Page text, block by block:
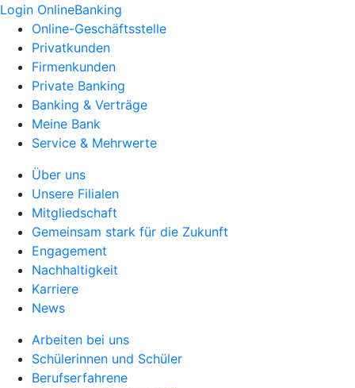
Login OnlineBanking
Online-Geschäftsstelle
Privatkunden
Firmenkunden
Private Banking
Banking & Verträge
Meine Bank
Service & Mehrwerte
Über uns
Unsere Filialen
Mitgliedschaft
Gemeinsam stark für die Zukunft
Engagement
Nachhaltigkeit
Karriere
News
Arbeiten bei uns
Schülerinnen und Schüler
Berufserfahrene